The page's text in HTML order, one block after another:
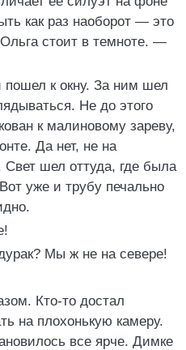
как раз наоборот — это
стоит в темноте. —
пошел к окну. За ним шел
Не до этого
к малиновому зареву,
Да нет, не на
Свет шел оттуда, где была
уже и трубу печально
Мы ж не на севере!
Кто-то достал
на плохонькую камеру.
все ярче. Димке